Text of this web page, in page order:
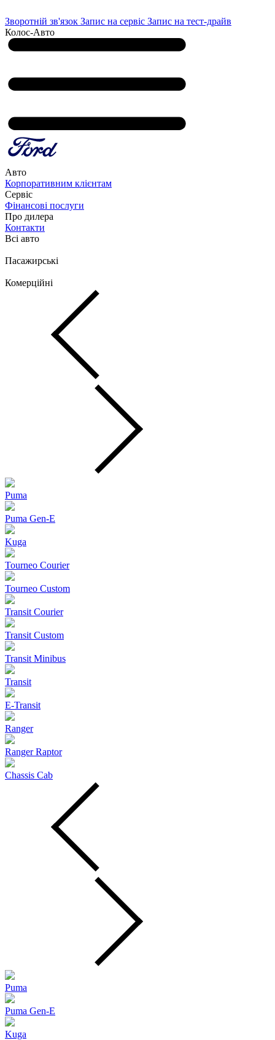
Зворотній зв'язок Запис на сервіс Запис на тест-драйв
Колос-Авто
Авто
Корпоративним клієнтам
Сервіс
Фінансові послуги
Про дилера
Контакти
Всі авто
Пасажирські
Комерційні
Puma
Puma Gen‑E
Kuga
Tourneo Courier
Tourneo Custom
Transit Courier
Transit Custom
Transit Minibus
Transit
E-Transit
Ranger
Ranger Raptor
Chassis Cab
Puma
Puma Gen‑E
Kuga